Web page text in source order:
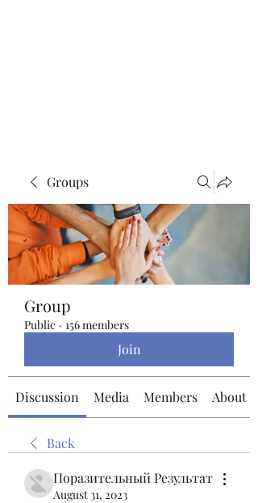
Groups
Group
Public · 156 members
Join
Discussion Media Members About
Back
Поразительный Результат
August 31, 2023